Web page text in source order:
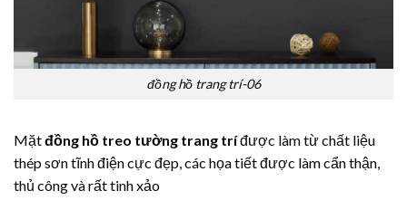
đồng hồ trang trí-06
Mặtđồng hồ treo tường trang tríđược làm từ chất liệu
thép sơn tĩnh điện cực đẹp, các họa tiết được làm cẩn thận,
thủ công và rất tinh xảo